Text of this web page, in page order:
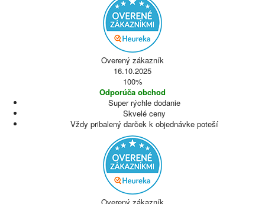
Overený zákazník
16.10.2025
100%
Odporúča obchod
Super rýchle dodanie
Skvelé ceny
Vždy pribalený darček k objednávke poteší